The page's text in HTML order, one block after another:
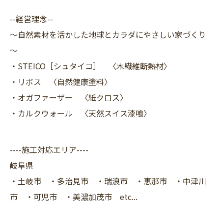
--経営理念--
～自然素材を活かした地球とカラダにやさしい家づくり
～
・STEICO［シュタイコ］ 〈木繊維断熱材〉
・リボス 〈自然健康塗料〉
・オガファーザー 〈紙クロス〉
・カルクウォール 〈天然スイス漆喰〉
----施工対応エリア----
岐阜県
・土岐市 ・多治見市 ・瑞浪市 ・恵那市 ・中津川
市 ・可児市 ・美濃加茂市 etc...